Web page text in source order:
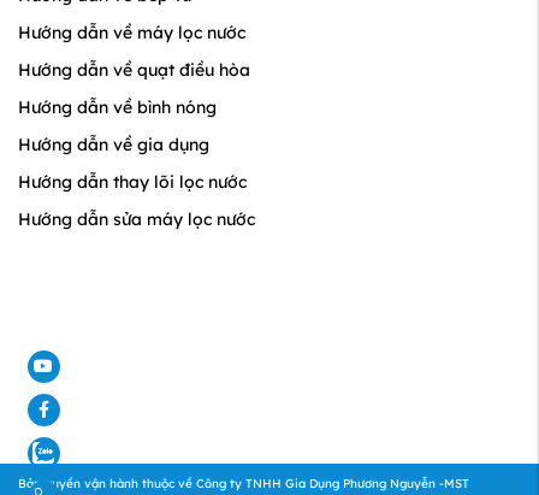
Hướng dẫn về máy lọc nước
Hướng dẫn về quạt điều hòa
Hướng dẫn về bình nóng
Hướng dẫn về gia dụng
Hướng dẫn thay lõi lọc nước
Hướng dẫn sửa máy lọc nước
Bản quyền vận hành thuộc về Công ty TNHH Gia Dụng Phương Nguyễn -MST